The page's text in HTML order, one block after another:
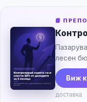
📘
лесен
Виж
доставка